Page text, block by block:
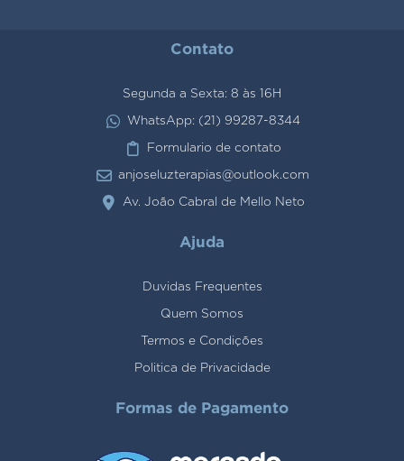
Contato
Segunda a Sexta: 8 às 16H
WhatsApp: (21) 99287-8344
Formulario de contato
anjoseluzterapias@outlook.com
Av. João Cabral de Mello Neto
Ajuda
Duvidas Frequentes
Quem Somos
Termos e Condições
Politica de Privacidade
Formas de Pagamento